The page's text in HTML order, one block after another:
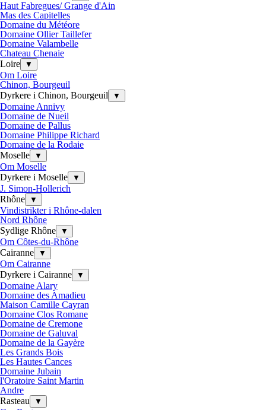
Haut Fabregues/ Grange d'Ain
Mas des Capitelles
Domaine du Météore
Domaine Ollier Taillefer
Domaine Valambelle
Chateau Chenaie
Loire
▼
Om Loire
Chinon, Bourgeuil
Dyrkere i Chinon, Bourgeuil
▼
Domaine Annivy
Domaine de Nueil
Domaine de Pallus
Domaine Philippe Richard
Domaine de la Rodaie
Moselle
▼
Om Moselle
Dyrkere i Moselle
▼
J. Simon-Hollerich
Rhône
▼
Vindistrikter i Rhône-dalen
Nord Rhône
Sydlige Rhône
▼
Om Côtes-du-Rhône
Cairanne
▼
Om Cairanne
Dyrkere i Cairanne
▼
Domaine Alary
Domaine des Amadieu
Maison Camille Cayran
Domaine Clos Romane
Domaine de Cremone
Domaine de Galuval
Domaine de la Gayère
Les Grands Bois
Les Hautes Cances
Domaine Jubain
l'Oratoire Saint Martin
Andre
Rasteau
▼